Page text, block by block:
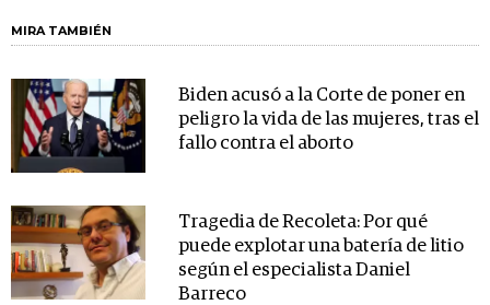
MIRA TAMBIÉN
Biden acusó a la Corte de poner en
peligro la vida de las mujeres, tras el
fallo contra el aborto
Tragedia de Recoleta: Por qué
puede explotar una batería de litio
según el especialista Daniel
Barreco